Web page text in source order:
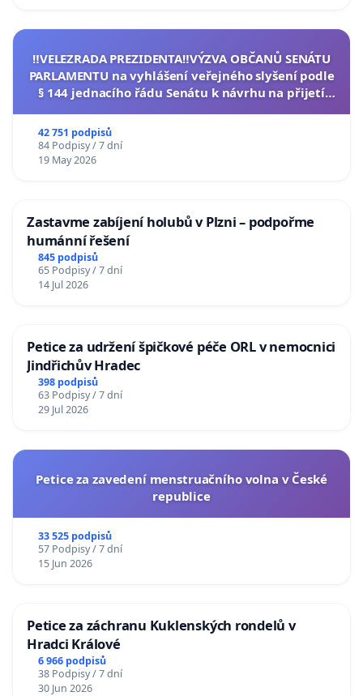
‼️VELEZRADA PREZIDENTA‼️VÝZVA OBČANŮ SENÁTU
PARLAMENTU na vyhlášení veřejného slyšení podle
§ 144 jednacího řádu Senátu k návrhu na přijetí
42 751 podpisů
84 Podpisy / 7 dní
19 May 2026
Zastavme zabíjení holubů v Plzni – podpořme
humánní řešení
845 podpisů
65 Podpisy / 7 dní
14 Jul 2026
Petice za udržení špičkové péče ORL v nemocnici
Jindřichův Hradec
398 podpisů
63 Podpisy / 7 dní
29 Jul 2026
Petice za zavedení menstruačního volna v České
republice
33 525 podpisů
57 Podpisy / 7 dní
15 Jun 2026
Petice za záchranu Kuklenských rondelů v
Hradci Králové
6 966 podpisů
38 Podpisy / 7 dní
30 Jun 2026